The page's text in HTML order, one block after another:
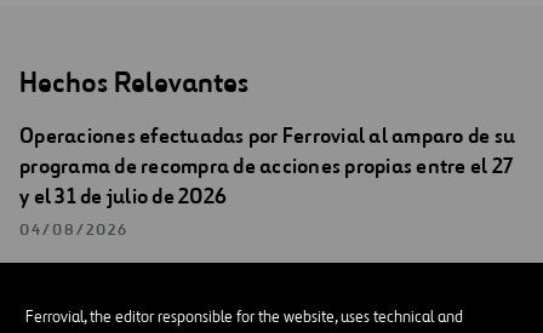
Ferrovial, the editor responsible for the website, uses technical and
Hechos Relevantes
Operaciones efectuadas por Ferrovial al amparo de su
programa de recompra de acciones propias entre el 27
y el 31 de julio de 2026
04/08/2026